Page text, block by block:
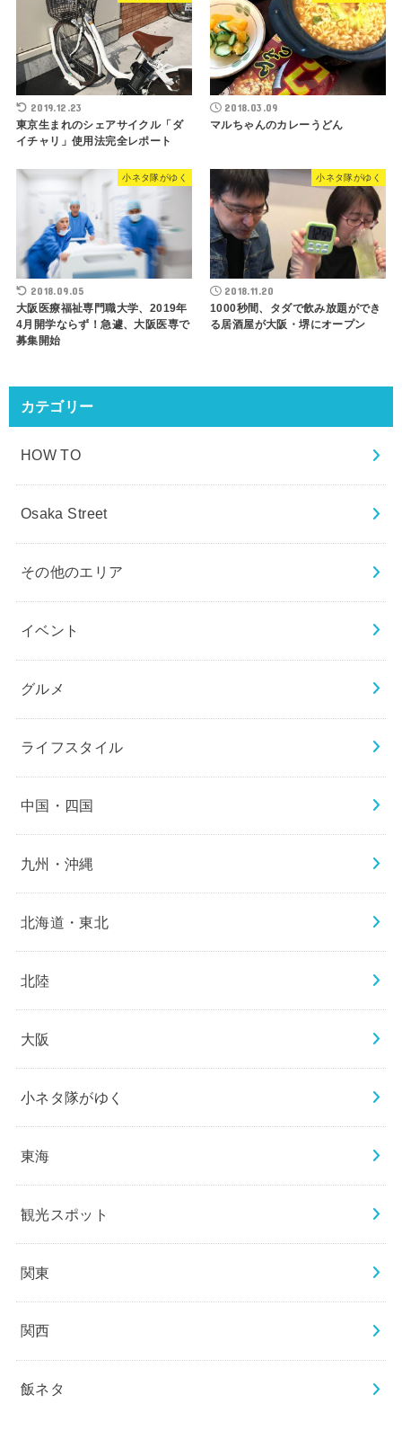
2019.12.23
東京生まれのシェアサイクル「ダ
イチャリ」使用法完全レポート
2018.03.09
マルちゃんのカレーうどん
小ネタ隊がゆく
2018.09.05
大阪医療福祉専門職大学、2019年
4月開学ならず！急遽、大阪医専で
募集開始
小ネタ隊がゆく
2018.11.20
1000秒間、タダで飲み放題ができ
る居酒屋が大阪・堺にオープン
カテゴリー
HOW TO
Osaka Street
その他のエリア
イベント
グルメ
ライフスタイル
中国・四国
九州・沖縄
北海道・東北
北陸
大阪
小ネタ隊がゆく
東海
観光スポット
関東
関西
飯ネタ